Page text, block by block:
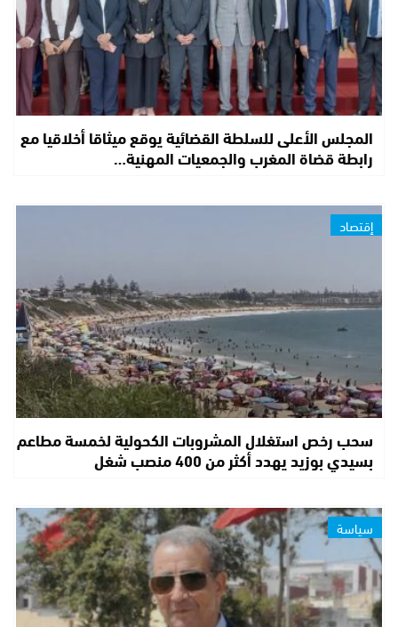
المجلس الأعلى للسلطة القضائية يوقع ميثاقا أخلاقيا مع
رابطة قضاة المغرب والجمعيات المهنية…
إقتصاد
سحب رخص استغلال المشروبات الكحولية لخمسة مطاعم
بسيدي بوزيد يهدد أكثر من 400 منصب شغل
سياسة